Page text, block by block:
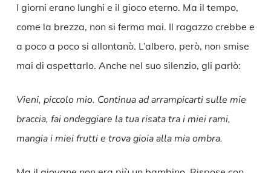
I giorni erano lunghi e il gioco eterno. Ma il tempo,
come la brezza, non si ferma mai. Il ragazzo crebbe e
a poco a poco si allontanò. L’albero, però, non smise
mai di aspettarlo. Anche nel suo silenzio, gli parlò:
Vieni, piccolo mio. Continua ad arrampicarti sulle mie
braccia, fai ondeggiare la tua risata tra i miei rami,
mangia i miei frutti e trova gioia alla mia ombra.